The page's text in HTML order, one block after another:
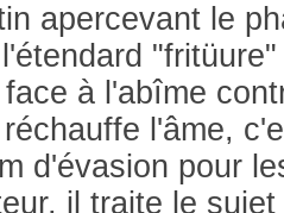
apercevant le
à l'abîme
l'âme,
d'évasion pour
il traite le